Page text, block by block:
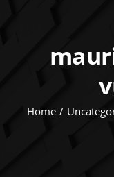
OUR WORK
Home